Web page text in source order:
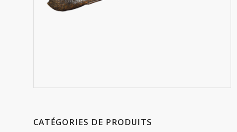
CATÉGORIES DE PRODUITS